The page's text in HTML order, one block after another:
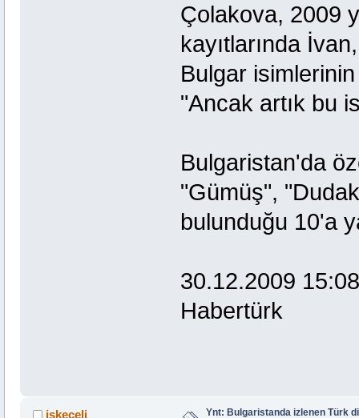
Çolakova, 2009
kayıtlarında
Bulgar
"Ancak artık bu
Bulgaristan'da
"Gümüş",
bulunduğu 10'a
30.12.2009 15:08
Habertürk
iskeceli
Ynt: Bulgaristanda izlenen Türk